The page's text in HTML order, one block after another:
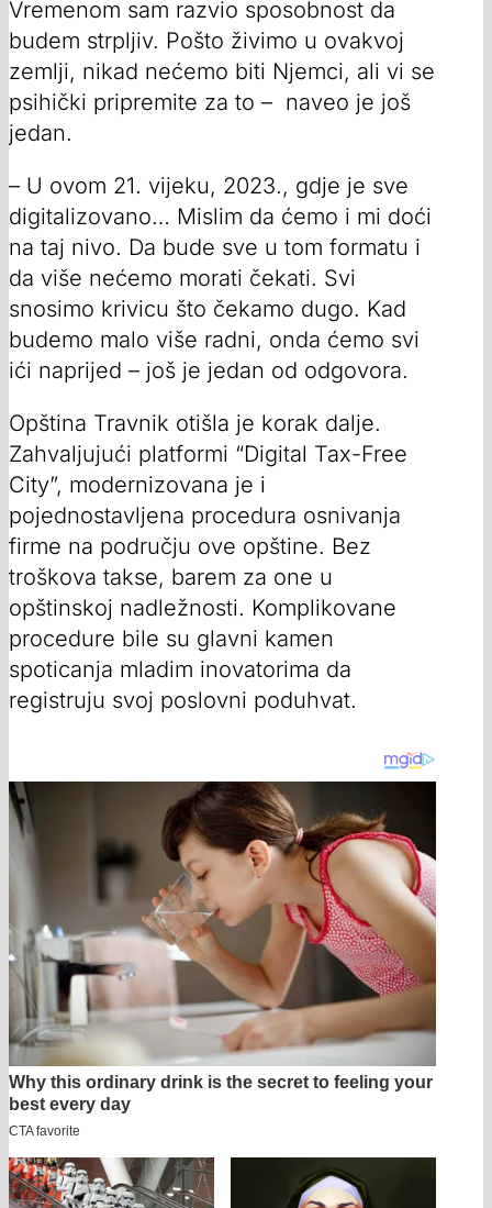
Vremenom sam razvio sposobnost da
budem strpljiv. Pošto živimo u ovakvoj
zemlji, nikad nećemo biti Njemci, ali vi se
psihički pripremite za to – naveo je još
jedan.
– U ovom 21. vijeku, 2023., gdje je sve
digitalizovano… Mislim da ćemo i mi doći
na taj nivo. Da bude sve u tom formatu i
da više nećemo morati čekati. Svi
snosimo krivicu što čekamo dugo. Kad
budemo malo više radni, onda ćemo svi
ići naprijed – još je jedan od odgovora.
Opština Travnik otišla je korak dalje.
Zahvaljujući platformi “Digital Tax-Free
City”, modernizovana je i
pojednostavljena procedura osnivanja
firme na području ove opštine. Bez
troškova takse, barem za one u
opštinskoj nadležnosti. Komplikovane
procedure bile su glavni kamen
spoticanja mladim inovatorima da
registruju svoj poslovni poduhvat.